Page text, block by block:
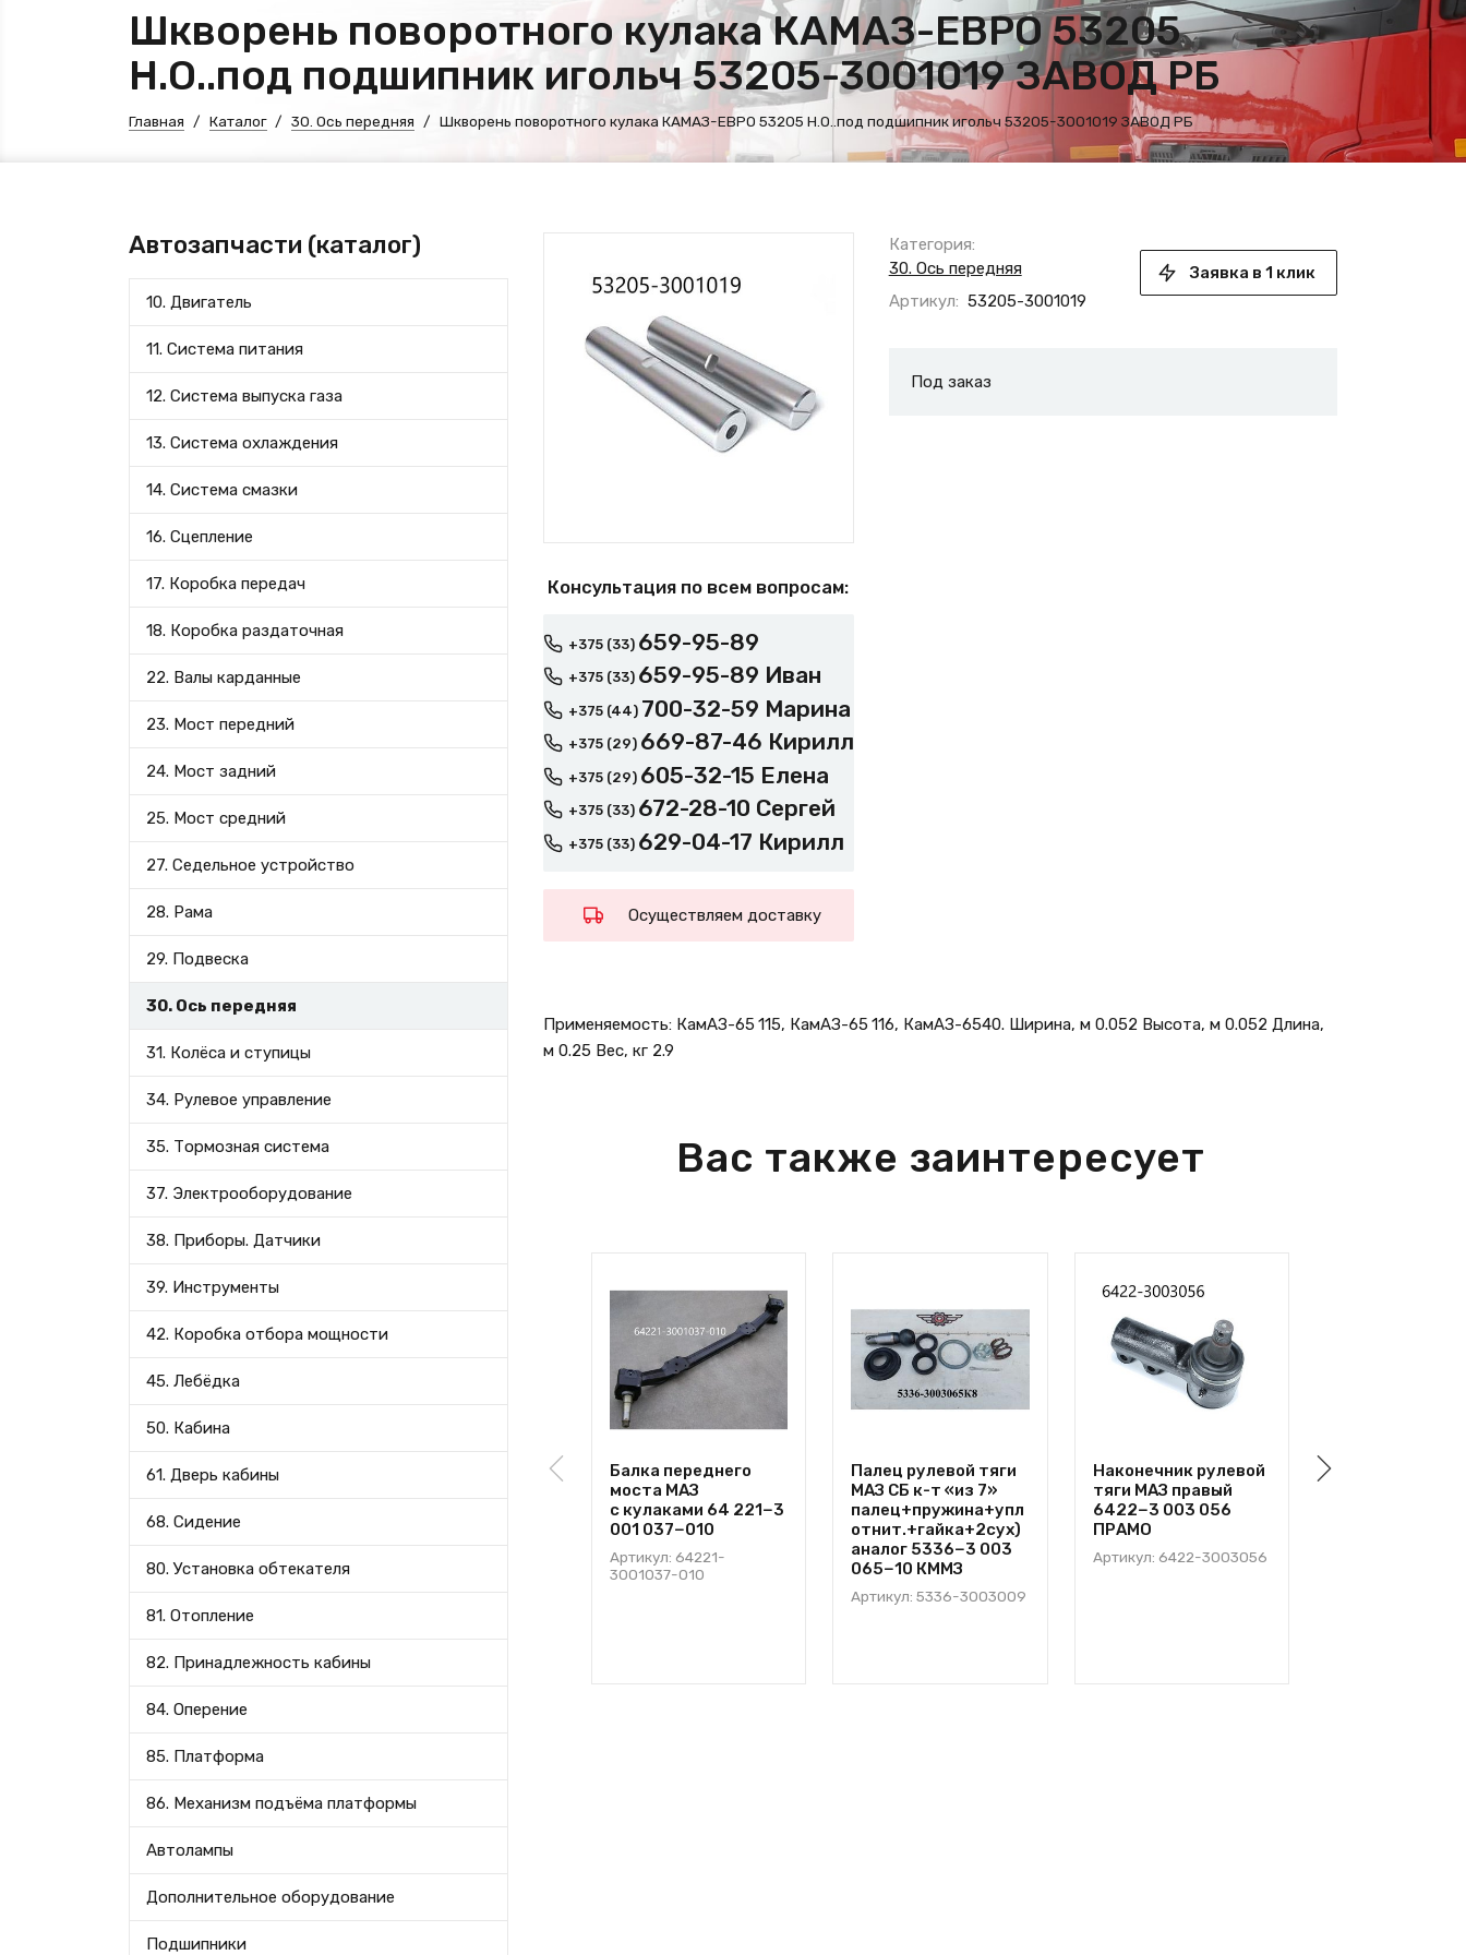
Шкворень поворотного кулака КАМАЗ-ЕВРО 53205
Н.О..под подшипник игольч 53205-3001019 ЗАВОД РБ
Главная Каталог 30. Ось передняя Шкворень поворотного кулака КАМАЗ-ЕВРО 53205 Н.О..под подшипник игольч 53205-3001019 ЗАВОД РБ
Автозапчасти (каталог)
10. Двигатель
11. Система питания
12. Система выпуска газа
13. Система охлаждения
14. Система смазки
16. Сцепление
17. Коробка передач
18. Коробка раздаточная
22. Валы карданные
23. Мост передний
24. Мост задний
25. Мост средний
27. Седельное устройство
28. Рама
29. Подвеска
30. Ось передняя
31. Колёса и ступицы
34. Рулевое управление
35. Тормозная система
37. Электрооборудование
38. Приборы. Датчики
39. Инструменты
42. Коробка отбора мощности
45. Лебёдка
50. Кабина
61. Дверь кабины
68. Сидение
80. Установка обтекателя
81. Отопление
82. Принадлежность кабины
84. Оперение
85. Платформа
86. Механизм подъёма платформы
Автолампы
Дополнительное оборудование
Подшипники
Консультация по всем вопросам:
+375 (33) 659-95-89
+375 (33) 659-95-89 Иван
+375 (44) 700-32-59 Марина
+375 (29) 669-87-46 Кирилл
+375 (29) 605-32-15 Елена
+375 (33) 672-28-10 Сергей
+375 (33) 629-04-17 Кирилл
Осуществляем доставку
Категория:
30. Ось передняя
Артикул: 53205-3001019
Заявка в 1 клик
Под заказ
Применяемость: КамАЗ-65 115, КамАЗ-65 116, КамАЗ-6540. Ширина, м 0.052 Высота, м 0.052 Длина,
м 0.25 Вес, кг 2.9
Вас также заинтересует
Балка переднего
моста МАЗ
с кулаками 64 221−3
001 037−010
Артикул: 64221-
3001037-010
Палец рулевой тяги
МАЗ СБ к-т «из 7»
палец+пружина+упл
отнит.+гайка+2сух)
аналог 5336−3 003
065−10 КММЗ
Артикул: 5336-3003009
Наконечник рулевой
тяги МАЗ правый
6422−3 003 056
ПРАМО
Артикул: 6422-3003056